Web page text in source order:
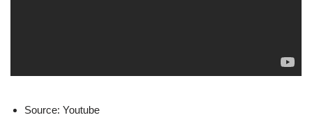
Source: Youtube